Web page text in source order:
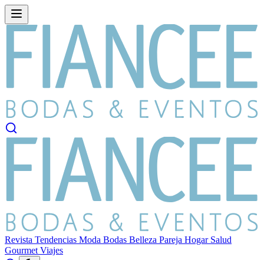
Revista Tendencias Moda Bodas Belleza Pareja Hogar Salud
Gourmet Viajes